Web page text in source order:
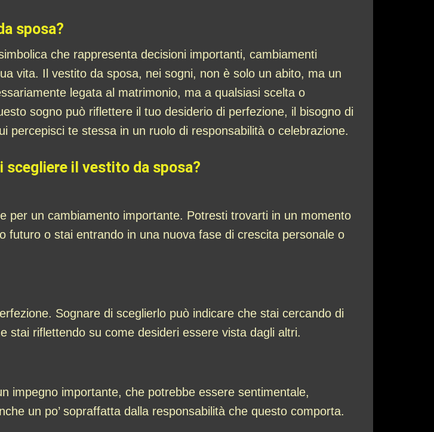
sposa?
che rappresenta decisioni importanti, cambiamenti
vita. Il vestito da sposa, nei sogni, non è solo un abito, ma un
legata al matrimonio, ma a qualsiasi scelta o
sogno può riflettere il tuo desiderio di perfezione, il bisogno di
percepisci te stessa in un ruolo di responsabilità o celebrazione.
il vestito da sposa?
per un cambiamento importante. Potresti trovarti in un momento
futuro o stai entrando in una nuova fase di crescita personale o
Sognare di sceglierlo può indicare che stai cercando di
stai riflettendo su come desideri essere vista dagli altri.
impegno importante, che potrebbe essere sentimentale,
un po’ sopraffatta dalla responsabilità che questo comporta.